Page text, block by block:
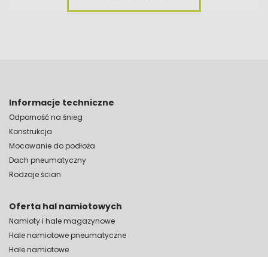
Informacje techniczne
Odporność na śnieg
Konstrukcja
Mocowanie do podłoża
Dach pneumatyczny
Rodzaje ścian
Oferta hal namiotowych
Namioty i hale magazynowe
Hale namiotowe pneumatyczne
Hale namiotowe